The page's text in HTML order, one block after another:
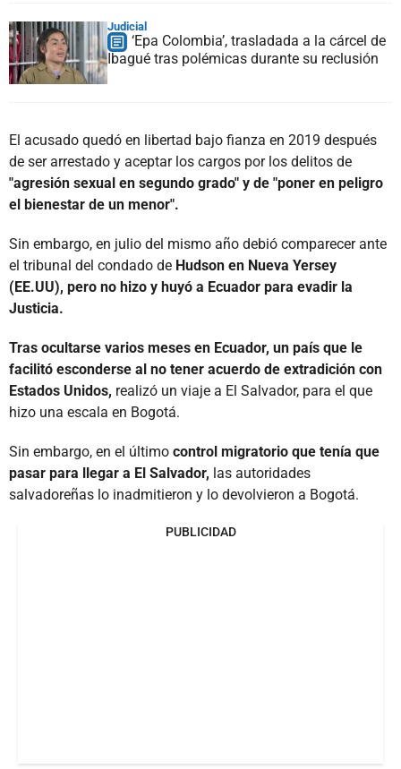
Judicial
‘Epa Colombia’, trasladada a la cárcel de
Ibagué tras polémicas durante su reclusión
El acusado quedó en libertad bajo fianza en 2019 después
de ser arrestado y aceptar los cargos por los delitos de
"agresión sexual en segundo grado" y de "poner en peligro
el bienestar de un menor".
Sin embargo, en julio del mismo año debió comparecer ante
el tribunal del condado de Hudson en Nueva Yersey
(EE.UU), pero no hizo y huyó a Ecuador para evadir la
Justicia.
Tras ocultarse varios meses en Ecuador, un país que le
facilitó esconderse al no tener acuerdo de extradición con
Estados Unidos, realizó un viaje a El Salvador, para el que
hizo una escala en Bogotá.
Sin embargo, en el último control migratorio que tenía que
pasar para llegar a El Salvador, las autoridades
salvadoreñas lo inadmitieron y lo devolvieron a Bogotá.
PUBLICIDAD